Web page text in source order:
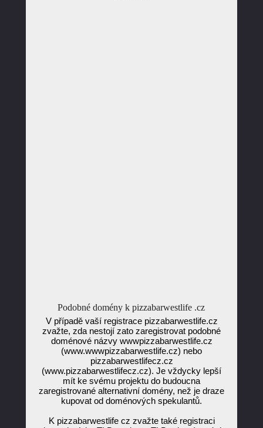
Podobné domény k pizzabarwestlife .cz
V případě vaší registrace pizzabarwestlife.cz
zvažte, zda nestojí zato zaregistrovat podobné
doménové názvy wwwpizzabarwestlife.cz
(www.wwwpizzabarwestlife.cz) nebo
pizzabarwestlifecz.cz
(www.pizzabarwestlifecz.cz). Je vždycky lepší
mít ke svému projektu do budoucna
zaregistrované alternativní domény, než je draze
kupovat od doménových spekulantů.
K pizzabarwestlife cz zvažte také registraci